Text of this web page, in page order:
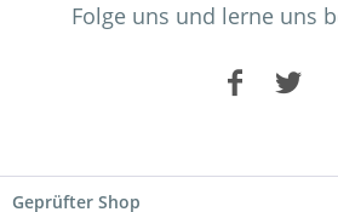
Folge uns und lerne uns
Geprüfter Shop